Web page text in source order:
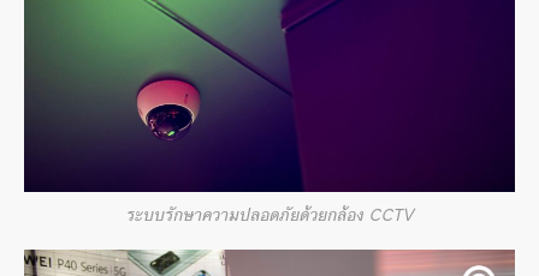
ระบบรักษาความปลอดภัยด้วยกล้อง CCTV